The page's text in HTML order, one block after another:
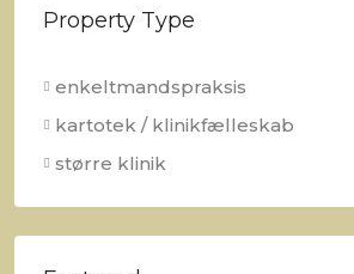
Property Type
enkeltmandspraksis
kartotek / klinikfælleskab
større klinik